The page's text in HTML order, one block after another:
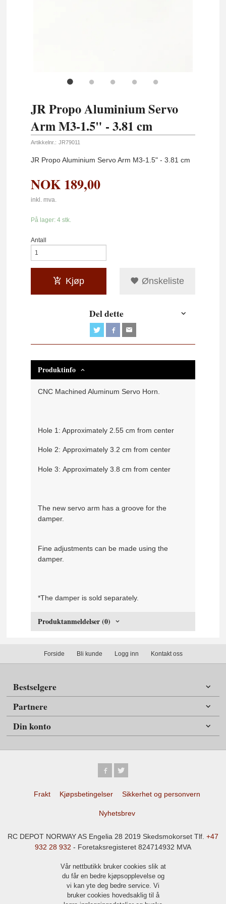
JR Propo Aluminium Servo
Arm M3-1.5" - 3.81 cm
Artikkelnr.: JR79011
JR Propo Aluminium Servo Arm M3-1.5" - 3.81 cm
NOK 189,00
inkl. mva.
På lager: 4 stk.
Antall
Kjøp Ønskeliste
Del dette
Produktinfo
CNC Machined Aluminum Servo Horn.
Hole 1: Approximately 2.55 cm from center
Hole 2: Approximately 3.2 cm from center
Hole 3: Approximately 3.8 cm from center
The new servo arm has a groove for the
damper.
Fine adjustments can be made using the
damper.
*The damper is sold separately.
Produktanmeldelser (0)
Forside Bli kunde Logg inn Kontakt oss
Bestselgere
Partnere
Din konto
Frakt Kjøpsbetingelser Sikkerhet og personvern
Nyhetsbrev
RC DEPOT NORWAY AS Engelia 28 2019 Skedsmokorset Tlf. +47
932 28 932 - Foretaksregisteret 824714932 MVA
Vår nettbutikk bruker cookies slik at
du får en bedre kjøpsopplevelse og
vi kan yte deg bedre service. Vi
bruker cookies hovedsaklig til å